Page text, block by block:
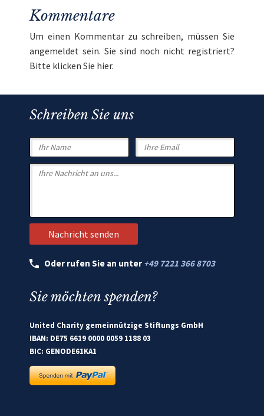
Kommentare
Um einen Kommentar zu schreiben, müssen Sie
angemeldet sein. Sie sind noch nicht registriert?
Bitte klicken Sie hier.
Schreiben Sie uns
Oder rufen Sie an unter +49 7221 366 8703
Sie möchten spenden?
United Charity gemeinnützige Stiftungs GmbH
IBAN: DE75 6619 0000 0059 1188 03
BIC: GENODE61KA1